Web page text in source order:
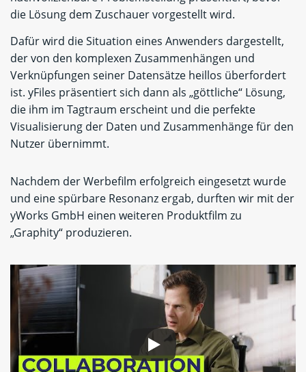
die Lösung dem Zuschauer vorgestellt wird.
Dafür wird die Situation eines Anwenders dargestellt,
der von den komplexen Zusammenhängen und
Verknüpfungen seiner Datensätze heillos überfordert
ist. yFiles präsentiert sich dann als „göttliche“ Lösung,
die ihm im Tagtraum erscheint und die perfekte
Visualisierung der Daten und Zusammenhänge für den
Nutzer übernimmt.
Nachdem der Werbefilm erfolgreich eingesetzt wurde
und eine spürbare Resonanz ergab, durften wir mit der
yWorks GmbH einen weiteren Produktfilm zu
„Graphity“ produzieren.